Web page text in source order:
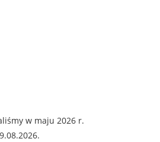
w maju 2026 r.